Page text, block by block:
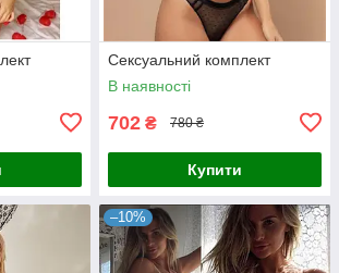
Сексуальний комплект
В наявності
702 ₴ 780 ₴
Купити
–10%